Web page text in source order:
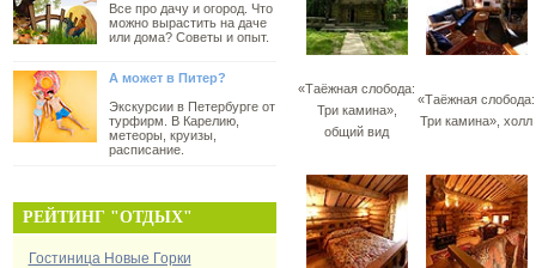
Все про дачу и огород. Что
можно вырастить на даче
или дома? Советы и опыт.
А может в Питер?
Экскурсии в Петербурге от
турфирм. В Карелию,
метеоры, круизы,
расписание.
РЕЙТИНГ "ОТДЫХ"
Гостиница Новые Горки
«Таёжная слобода:
Три камина»,
общий вид
«Таёжная слобода:
Три камина», холл